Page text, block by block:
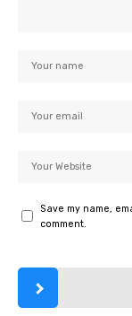
Save my name,
comment.